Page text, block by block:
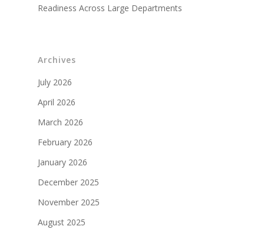
Readiness Across Large Departments
Archives
July 2026
April 2026
March 2026
February 2026
January 2026
December 2025
November 2025
August 2025
Partenaires militaires